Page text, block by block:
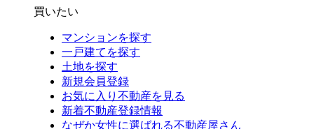
買いたい
マンションを探す
一戸建てを探す
土地を探す
新規会員登録
お気に入り不動産を見る
新着不動産登録情報
なぜか女性に選ばれる不動産屋さん